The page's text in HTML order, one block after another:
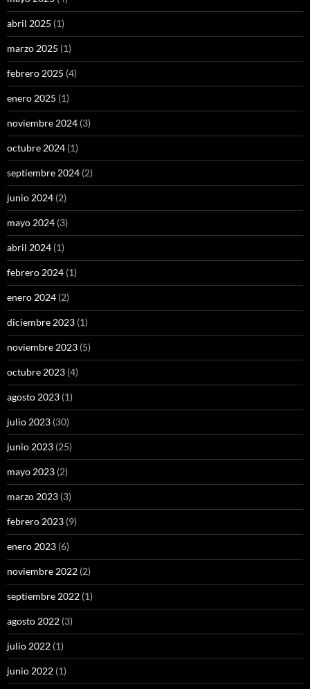
abril 2025 (1)
marzo 2025 (1)
febrero 2025 (4)
enero 2025 (1)
noviembre 2024 (3)
octubre 2024 (1)
septiembre 2024 (2)
junio 2024 (2)
mayo 2024 (3)
abril 2024 (1)
febrero 2024 (1)
enero 2024 (2)
diciembre 2023 (1)
noviembre 2023 (5)
octubre 2023 (4)
agosto 2023 (1)
julio 2023 (30)
junio 2023 (25)
mayo 2023 (2)
marzo 2023 (3)
febrero 2023 (9)
enero 2023 (6)
noviembre 2022 (2)
septiembre 2022 (1)
agosto 2022 (3)
julio 2022 (1)
junio 2022 (1)